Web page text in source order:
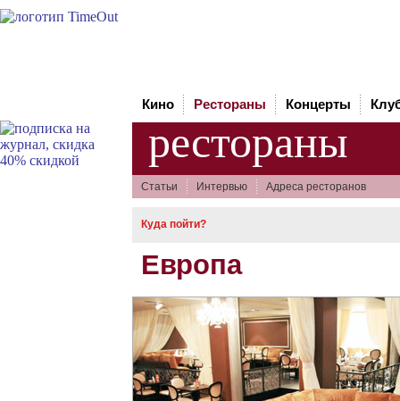
Кино Рестораны Концерты
рестораны
Статьи Интервью Адреса ресторанов
Куда пойти?
Европа